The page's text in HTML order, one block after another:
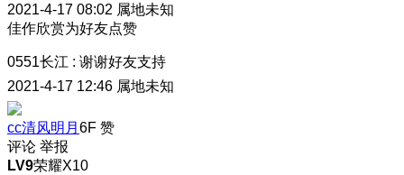
2021-4-17 08:02 属地未知
佳作欣赏为好友点赞
0551长江 : 谢谢好友支持
2021-4-17 12:46 属地未知
cc清风明月 6F 赞
评论 举报
LV9荣耀X10